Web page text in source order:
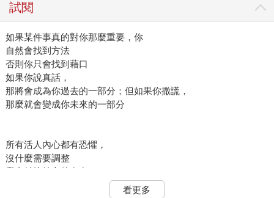
試閱
如果某件事真的對你那麼重要，你
自然會找到方法
否則你只會找到藉口
如果你說真話，
那將會成為你過去的一部分；但如果你撒謊，
那麼就會變成你未來的一部分
所有活人內心都有恐懼，
沒什麼需要調整
覺察並接納它的存在，
看更多